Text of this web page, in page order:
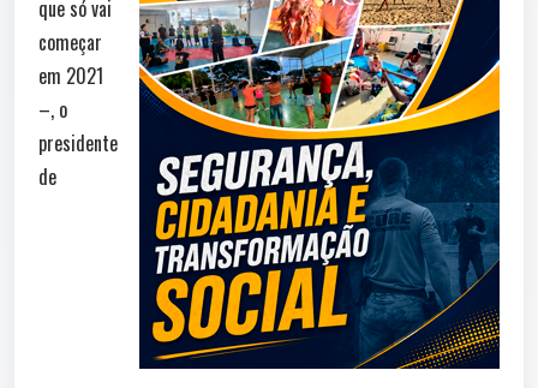
que só vai
começar
em 2021
–, o
presidente
de